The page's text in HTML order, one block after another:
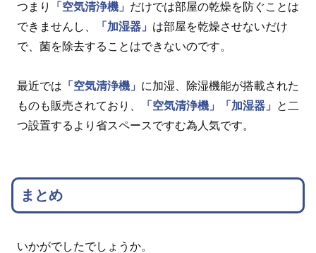
つまり 「空気清浄機」 だけでは部屋の乾燥を防ぐことは
できませんし、
「加湿器」 は部屋を乾燥させないだけ
で、菌を除去することはできないのです。
最近では 「空気清浄機」 に加湿、除湿機能が搭載された
ものも販売されており、
「空気清浄機」 「加湿器」
と二
つ設置するより省スペースですむ為人気です。
まとめ
いかがでしたでしょうか。